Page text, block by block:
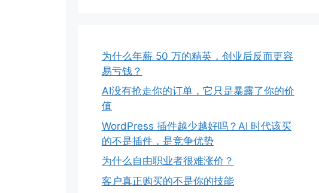
为什么年薪 50 万的精英，创业后反而更容
易亏钱？
AI没有抢走你的订单，它只是暴露了你的价
值
WordPress 插件越少越好吗？AI 时代该买
的不是插件，是竞争优势
为什么自由职业者很难涨价？
客户真正购买的不是你的技能